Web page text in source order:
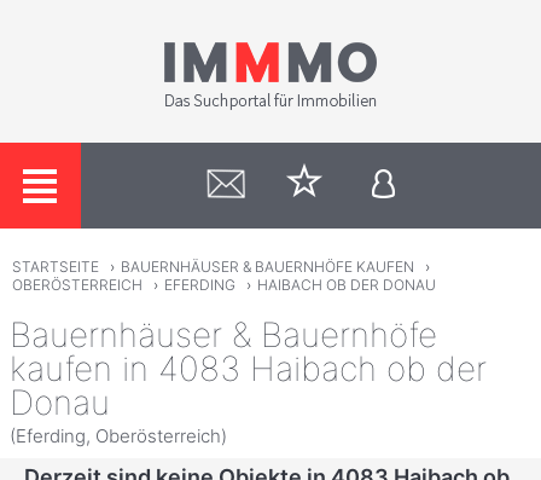
STARTSEITE › BAUERNHÄUSER & BAUERNHÖFE KAUFEN
›
OBERÖSTERREICH
› EFERDING › HAIBACH OB DER DONAU
Bauernhäuser & Bauernhöfe
kaufen in 4083 Haibach ob der
Donau
(Eferding, Oberösterreich)